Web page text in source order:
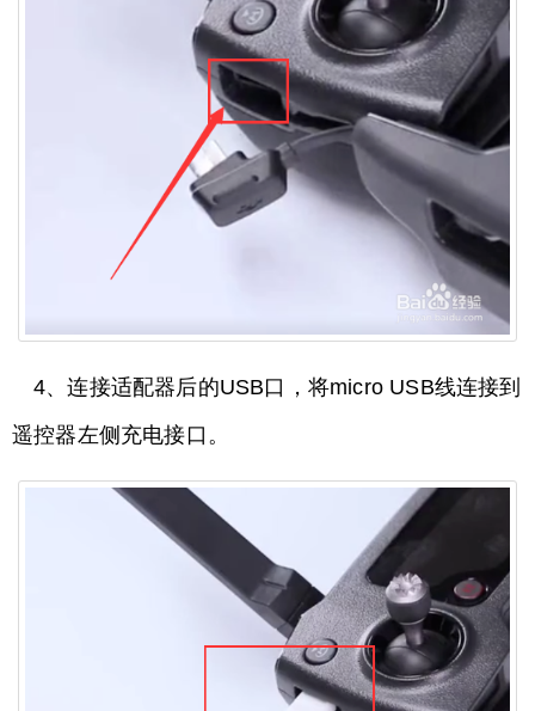
4、连接适配器后的USB口，将micro USB线连接到
遥控器左侧充电接口。